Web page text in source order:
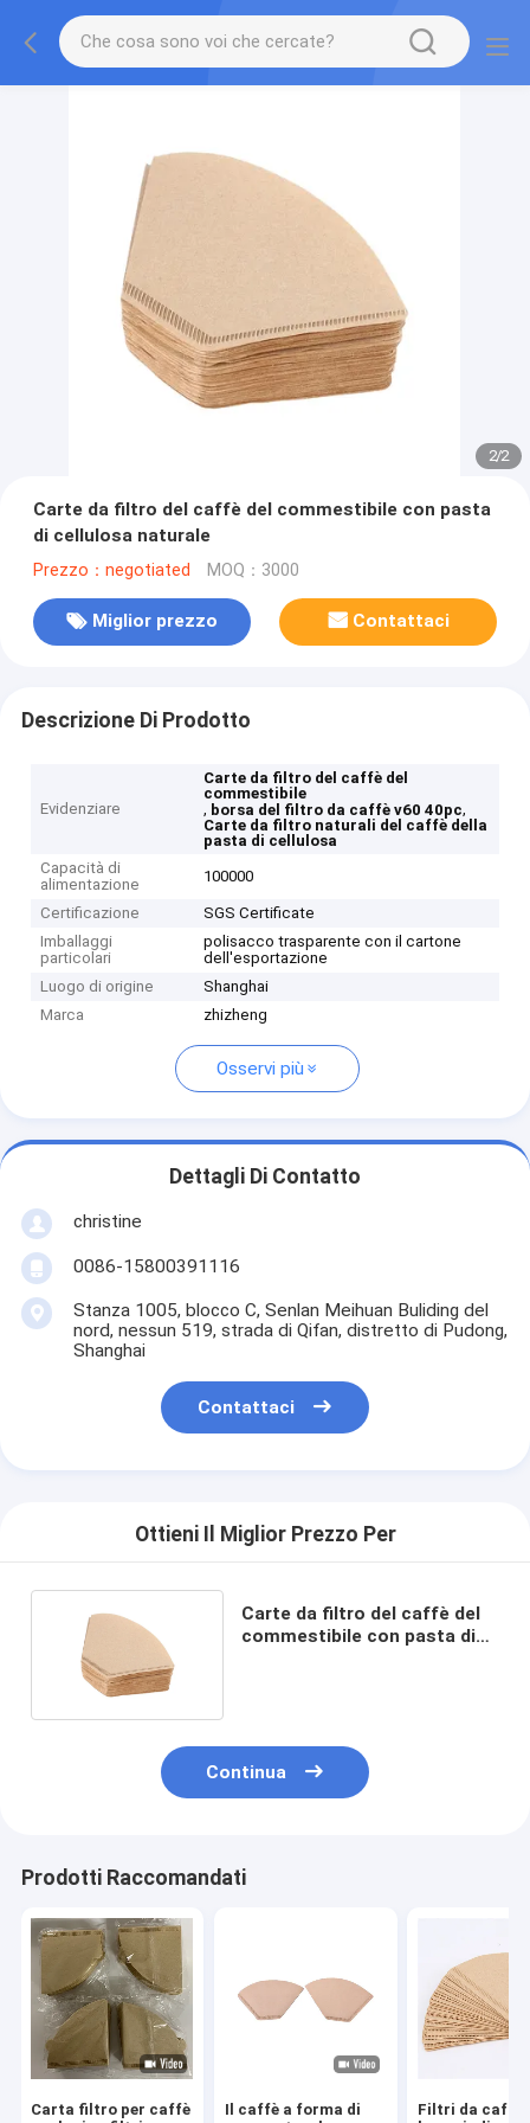
2/2
Carte da filtro del caffè del commestibile con pasta
di cellulosa naturale
Prezzo：negotiated MOQ：3000
Miglior prezzo Contattaci
Descrizione Di Prodotto
Evidenziare
Carte da filtro del caffè del
commestibile
, borsa del filtro da caffè v60 40pc,
Carte da filtro naturali del caffè della
pasta di cellulosa
Capacità di
alimentazione
100000
Certificazione
SGS Certificate
Imballaggi
particolari
polisacco trasparente con il cartone
dell'esportazione
Luogo di origine
Shanghai
Marca
zhizheng
Osservi più
Dettagli Di Contatto
christine
0086-15800391116
Stanza 1005, blocco C, Senlan Meihuan Buliding del
nord, nessun 519, strada di Qifan, distretto di Pudong,
Shanghai
Contattaci
Ottieni Il Miglior Prezzo Per
Carte da filtro del caffè del
commestibile con pasta di
Continua
Prodotti Raccomandati
Carta filtro per caffè
Il caffè a forma di
Filtri da caffè